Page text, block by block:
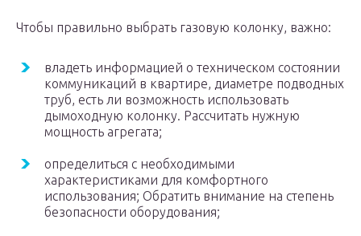
Чтобы правильно выбрать газовую колонку, важно:
владеть информацией о техническом состоянии
коммуникаций в квартире, диаметре подводных
труб, есть ли возможность использовать
дымоходную колонку. Рассчитать нужную
мощность агрегата;
определиться с необходимыми
характеристиками для комфортного
использования; Обратить внимание на степень
безопасности оборудования;